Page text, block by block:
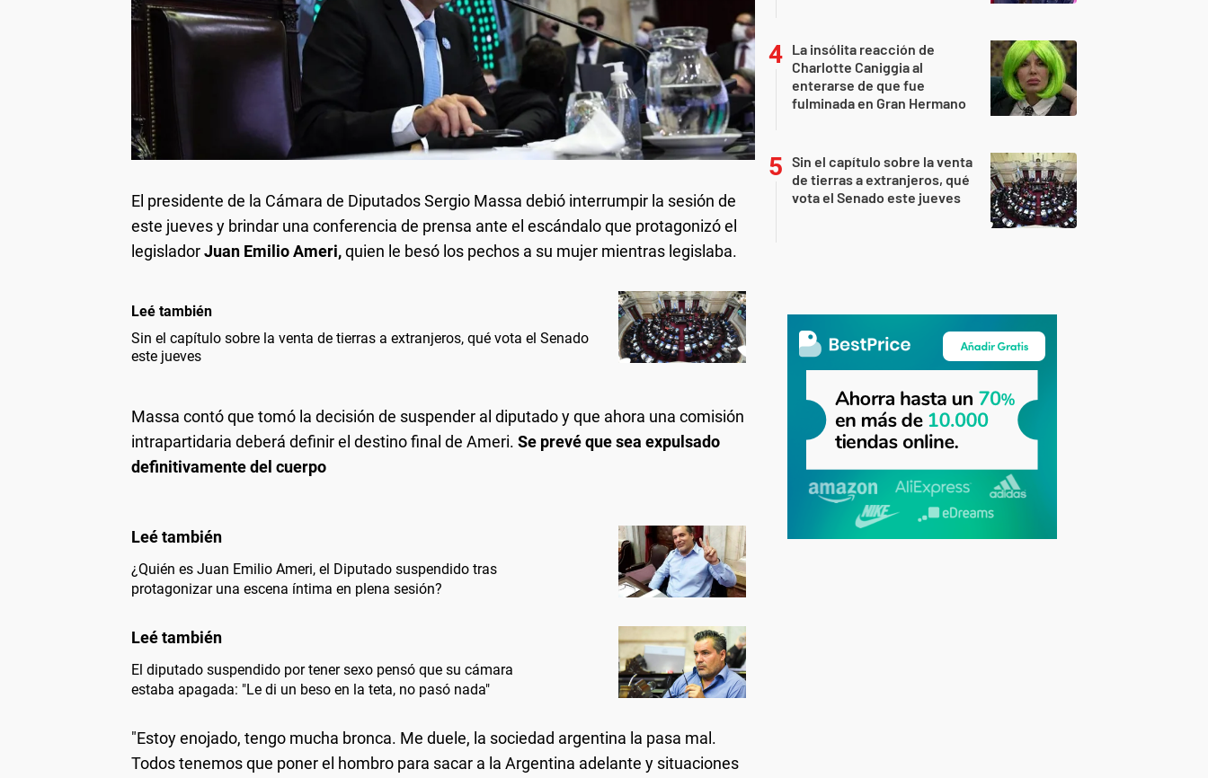
El presidente de la Cámara de Diputados Sergio Massa debió interrumpir la sesión de
este jueves y brindar una conferencia de prensa ante el escándalo que protagonizó el
legisladorJuan Emilio Ameri,quien le besó los pechos a su mujer mientras legislaba.
Leé también
Sin el capítulo sobre la venta de tierras a extranjeros, qué vota el Senado
este jueves
Massa contó que tomó la decisión de suspender al diputado y que ahora una comisión
intrapartidaria deberá definir el destino final de Ameri. Se prevé que sea expulsado
definitivamente del cuerpo
¿Quién es Juan Emilio Ameri, el Diputado suspendido tras
protagonizar una escena íntima en plena sesión?
El diputado suspendido por tener sexo pensó que su cámara
estaba apagada: "Le di un beso en la teta, no pasó nada"
"Estoy enojado, tengo mucha bronca. Me duele, la sociedad argentina la pasa mal.
Todos tenemos que poner el hombro para sacar a la Argentina adelante y situaciones
La insólita reacción de
Charlotte Caniggia al
enterarse de que fue
fulminada en Gran Hermano
Sin el capítulo sobre la venta
de tierras a extranjeros, qué
vota el Senado este jueves